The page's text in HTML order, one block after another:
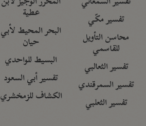
تفسير مكّي
محاسن التأويل
للقاسمي
تفسير الثعالبي
تفسير السمرقندي
تفسير الثعلبي
عطية
البحر المحيط لأبي
حيان
البسيط للواحدي
تفسير أبي السعود
الكشاف للزمخشري